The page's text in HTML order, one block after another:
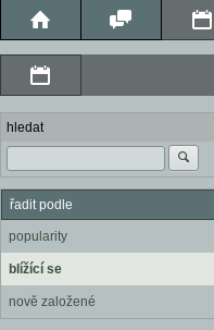
hledat
řadit podle
popularity
blížící se
nově založené